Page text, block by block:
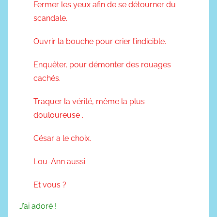
Fermer les yeux afin de se détourner du
scandale.
Ouvrir la bouche pour crier l’indicible.
Enquêter, pour démonter des rouages
cachés.
Traquer la vérité, même la plus
douloureuse .
César a le choix.
Lou-Ann aussi.
Et vous ?
J’ai adoré !